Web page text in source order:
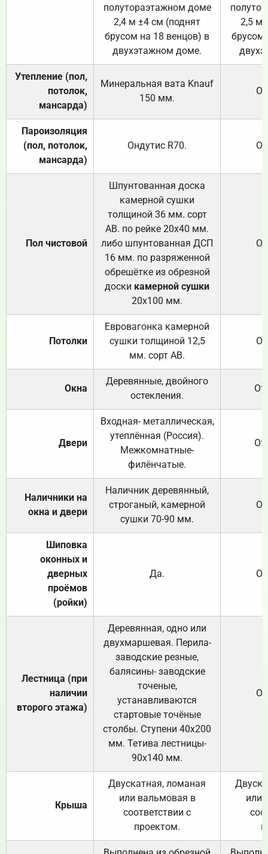
полутораэтажном доме
2,4 м ±4 см (поднят
брусом на 18 венцов) в
двухэтажном доме.
2,5 м
брусом
Утепление (пол,
потолок,
мансарда)
Минеральная вата Knauf
150 мм.
Пароизоляция
(пол, потолок,
мансарда)
Ондутис R70.
Пол чистовой
Шпунтованная доска
камерной сушки
толщиной 36 мм. сорт
АВ. по рейке 20х40 мм.
либо шпунтованная ДСП
16 мм. по разряженной
обрешётке из обрезной
доски камерной сушки
20х100 мм.
Потолки
Евровагонка камерной
сушки толщиной 12,5
мм. сорт АВ.
Окна
Деревянные, двойного
остекления.
Двери
Входная- металлическая,
утеплённая (Россия).
Межкомнатные-
филёнчатые.
Наличники на
окна и двери
Наличник деревянный,
строганый, камерной
сушки 70-90 мм.
Шиповка
оконных и
дверных
проёмов
(ройки)
Да.
Лестница (при
наличии
второго этажа)
Деревянная, одно или
двухмаршевая. Перила-
заводские резные,
балясины- заводские
точеные,
устанавливаются
стартовые точёные
столбы. Ступени 40х200
мм. Тетива лестницы-
90х140 мм.
Крыша
Двускатная, ломаная
или вальмовая в
соответствии с
проектом.
или